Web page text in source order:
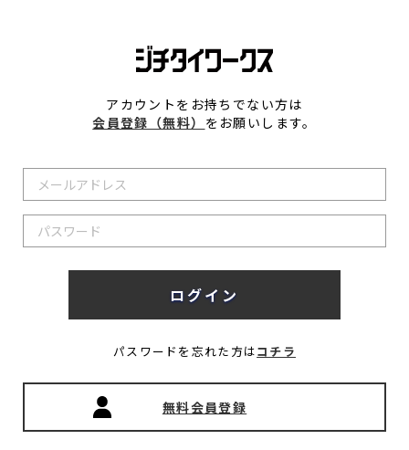
アカウントをお持ちでない方は
会員登録（無料） をお願いします。
パスワードを忘れた方はコチラ
無料会員登録